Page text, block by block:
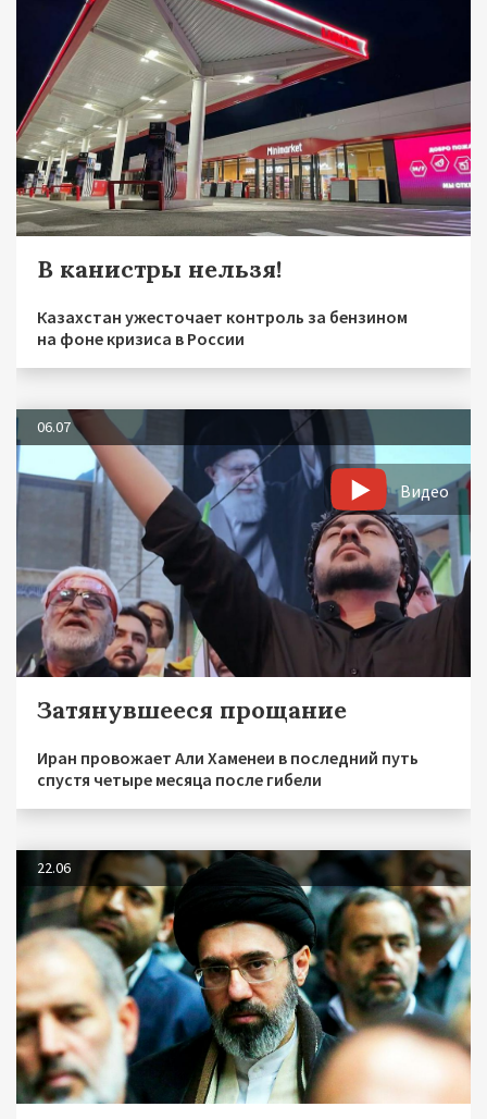
В канистры нельзя!
Казахстан ужесточает контроль за бензином
на фоне кризиса в России
06.07
Видео
Затянувшееся прощание
Иран провожает Али Хаменеи в последний путь
спустя четыре месяца после гибели
22.06